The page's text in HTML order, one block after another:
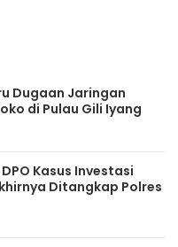
Dugaan Jaringan
di Pulau Gili Iyang
Kasus Investasi
Ditangkap Polres